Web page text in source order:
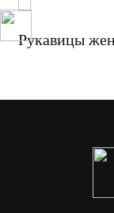
Рукавицы